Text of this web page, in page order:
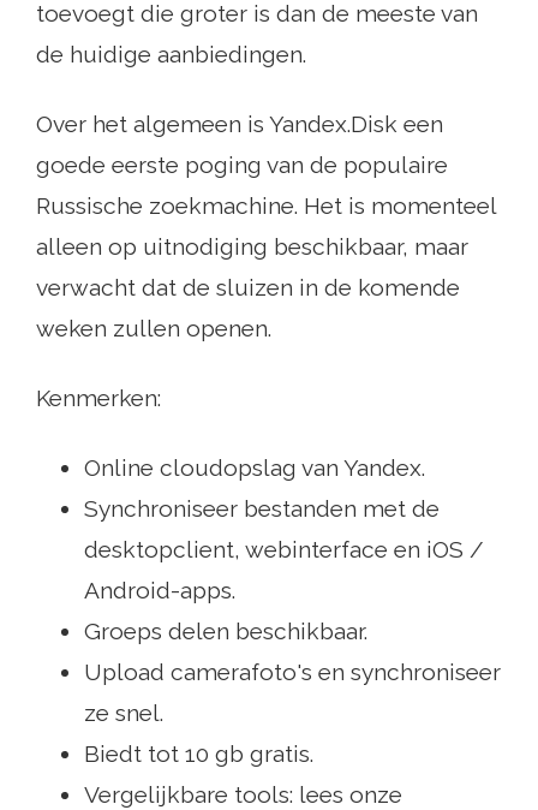
toevoegt die groter is dan de meeste van
de huidige aanbiedingen.
Over het algemeen is Yandex.Disk een
goede eerste poging van de populaire
Russische zoekmachine. Het is momenteel
alleen op uitnodiging beschikbaar, maar
verwacht dat de sluizen in de komende
weken zullen openen.
Kenmerken:
Online cloudopslag van Yandex.
Synchroniseer bestanden met de
desktopclient, webinterface en iOS /
Android-apps.
Groeps delen beschikbaar.
Upload camerafoto's en synchroniseer
ze snel.
Biedt tot 10 gb gratis.
Vergelijkbare tools: lees onze